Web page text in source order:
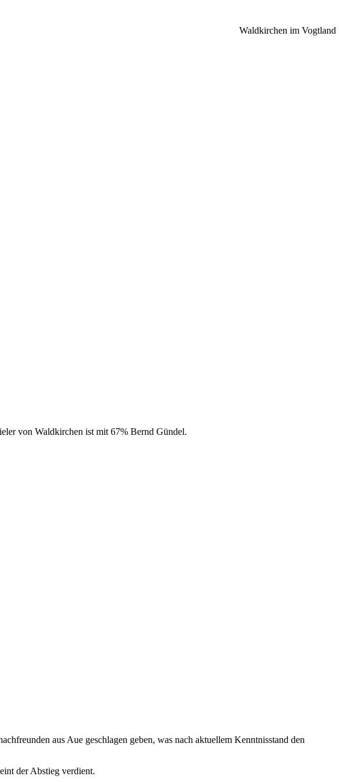
Waldkirchen im Vogtland
von Waldkirchen ist mit 67% Bernd Gündel.
aus Aue geschlagen geben, was nach aktuellem Kenntnisstand den
der Abstieg verdient.